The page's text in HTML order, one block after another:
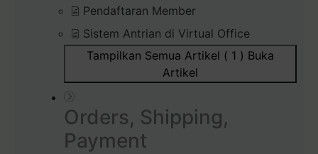
Pendaftaran Member
Sistem Antrian di Virtual Office
Tampilkan Semua Artikel ( 1 ) Buka
Artikel
Orders, Shipping,
Payment